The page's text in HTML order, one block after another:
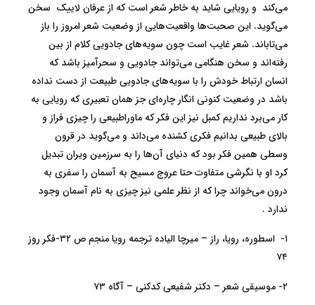
می‌کند و رویایی شاید به خاطر شعر است که از عرفان لاییک سخن
می‌گوید. این صحبت‌ها واقعیت‌هایی از وضعیت شعر امروز را باز
می‌تاباند. شعر غایب است چون سویه‌های جادویی کلام از بین
رفته‌اند و سخن هنگامی می‌تواند جادویی و سحرآمیز باشد که
انسان ارتباط خودش را با سویه‌های جادویی طبیعت از دست نداده
باشد در وضعیت کنونی انگار چاره‌ای جز همان تعبیری که رویایی به
کار می‌برد نداریم کمبل نیز این فکر که ماوراطبیعی را چیزی فراز و
بالای طبیعی بدانیم فکری کشنده می‌داند و می‌گوید در قرون
وسطی همین فکر بود که دنیای آن‌ها را به سرزمین ویران تبدیل
کرد او با نگرشی متفاوت حتا عروج مسیح به آسمان را سفری به
درون می‌خواند چرا که از نظر علمی نیز چیزی به نام آسمان وجود
ندارد .
۱- اسطوره، رویا، راز – میرچا الیاده ترجمه رویا منجم ص ۳۲-فکر روز
۷۴
۲- موسیقی شعر – دکتر شفیعی کدکنی – آگاه ۷۳